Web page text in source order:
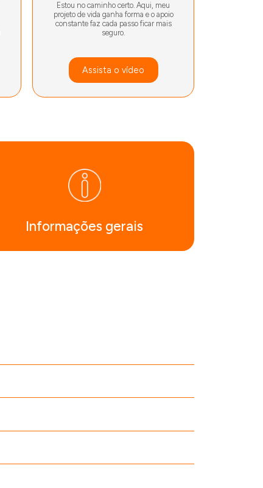
Estou no caminho certo. Aqui, meu
projeto de vida ganha forma e o apoio
constante faz cada passo ficar mais
seguro.
Assista o vídeo
Informações gerais